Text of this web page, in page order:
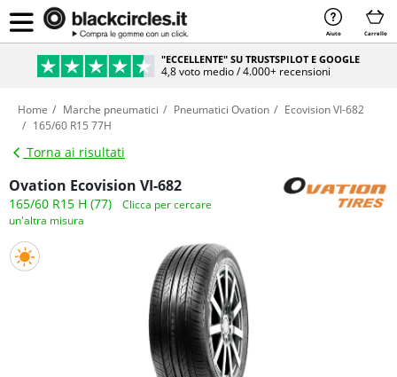
Aiuto Carrello
"ECCELLENTE" SU TRUSTSPILOT E GOOGLE
4,8 voto medio / 4.000+ recensioni
Home Marche pneumatici Pneumatici Ovation
Ecovision VI-682
165/60 R15 77H
Torna ai risultati
Ovation Ecovision VI-682
165/60 R15 H (77)
Clicca per cercare
un'altra misura